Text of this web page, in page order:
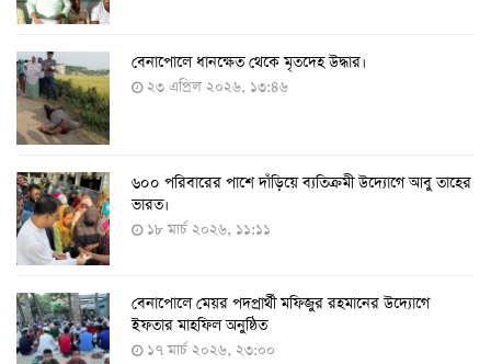
করোনায় ৩ জনের প্রাণহানি, নতুন শনাক্ত ২৯৬
৮ আগস্ট ২০২২, ১৯:৩৪
দেশে তৈরি হলো করোনা শনাক্তের কিট
৮ আগস্ট ২০২২, ১৩:০৯
দেশেই তৈরি হলো করোনা পরীক্ষার কিট, সময় লাগবে ৪-৫
ঘণ্টা
৭ আগস্ট ২০২২, ১৪:০৩
বেনাপোলে ধানক্ষেত থেকে মৃতদেহ উদ্ধার।
২৩ এপ্রিল ২০২৬, ১৩:৪৬
৬০০ পরিবারের পাশে দাঁড়িয়ে ব্যতিক্রমী উদ্যোগে আবু তাহের
ভারত।
১৮ মার্চ ২০২৬, ১১:১১
বেনাপোলে মেয়র পদপ্রার্থী মফিজুর রহমানের উদ্যোগে
ইফতার মাহফিল অনুষ্ঠিত
১৭ মার্চ ২০২৬, ২৩:০০